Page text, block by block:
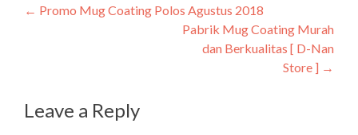
Post navigation
← Promo Mug Coating Polos Agustus 2018
Pabrik Mug Coating Murah
dan Berkualitas [ D-Nan
Store ] →
Leave a Reply